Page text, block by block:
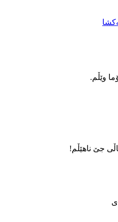
وێڵم.
جێ ناهێڵم!